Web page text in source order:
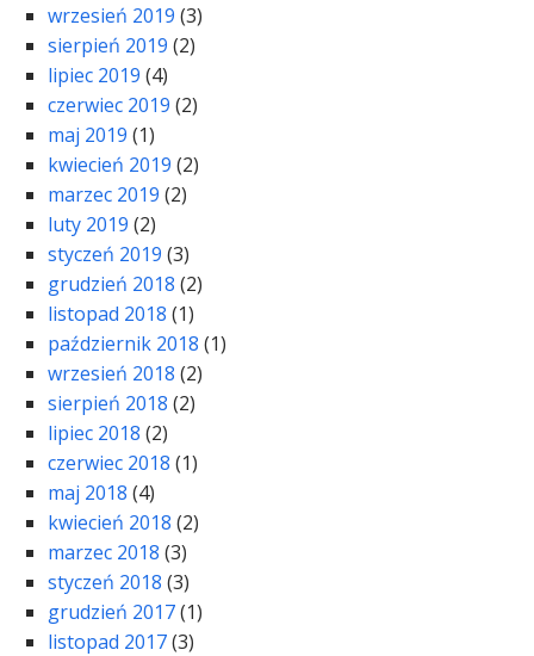
wrzesień 2019 (3)
sierpień 2019 (2)
lipiec 2019 (4)
czerwiec 2019 (2)
maj 2019 (1)
kwiecień 2019 (2)
marzec 2019 (2)
luty 2019 (2)
styczeń 2019 (3)
grudzień 2018 (2)
listopad 2018 (1)
październik 2018 (1)
wrzesień 2018 (2)
sierpień 2018 (2)
lipiec 2018 (2)
czerwiec 2018 (1)
maj 2018 (4)
kwiecień 2018 (2)
marzec 2018 (3)
styczeń 2018 (3)
grudzień 2017(1)
listopad 2017(3)